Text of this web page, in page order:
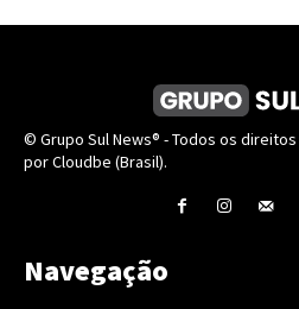
© Grupo Sul News® - Todos os
por Cloudbe (Brasil).
Navegação